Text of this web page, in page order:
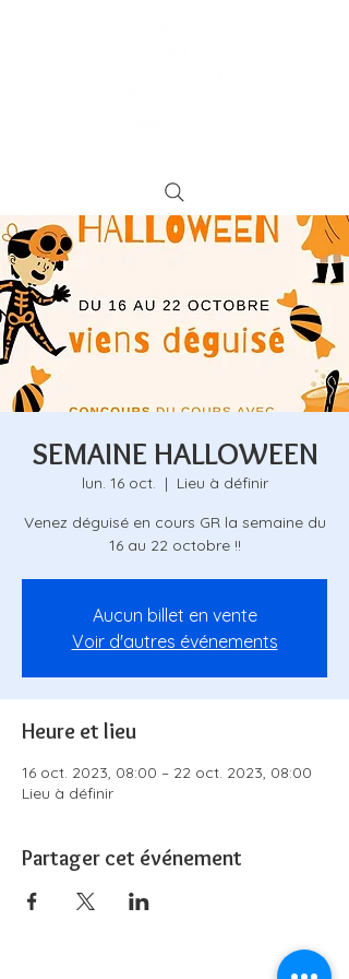
SEMAINE HALLOWEEN
lun. 16 oct.
  |
Lieu à définir
Venez déguisé en cours GR la semaine du
16 au 22 octobre !!
Aucun billet en vente
Voir d'autres événements
Heure et lieu
16 oct. 2023, 08:00 – 22 oct. 2023, 08:00
Lieu à définir
Partager cet événement